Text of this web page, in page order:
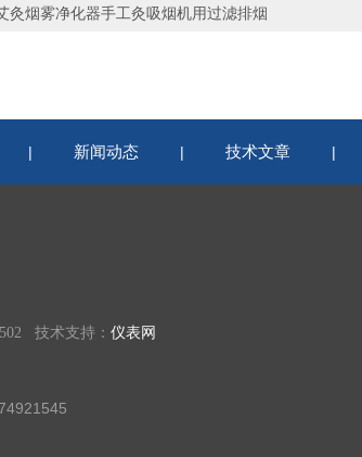
灸烟雾净化器手工灸吸烟机用过滤排烟
| 新闻动态 | 技术文章 |
技术支持： 仪表网